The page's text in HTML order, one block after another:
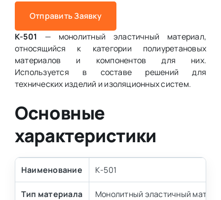
Отправить Заявку
К-501 — монолитный эластичный материал,
относящийся к категории полиуретановых
материалов и компонентов для них.
Используется в составе решений для
технических изделий и изоляционных систем.
Основные
характеристики
Наименование К-501
Тип материала Монолитный эластичный